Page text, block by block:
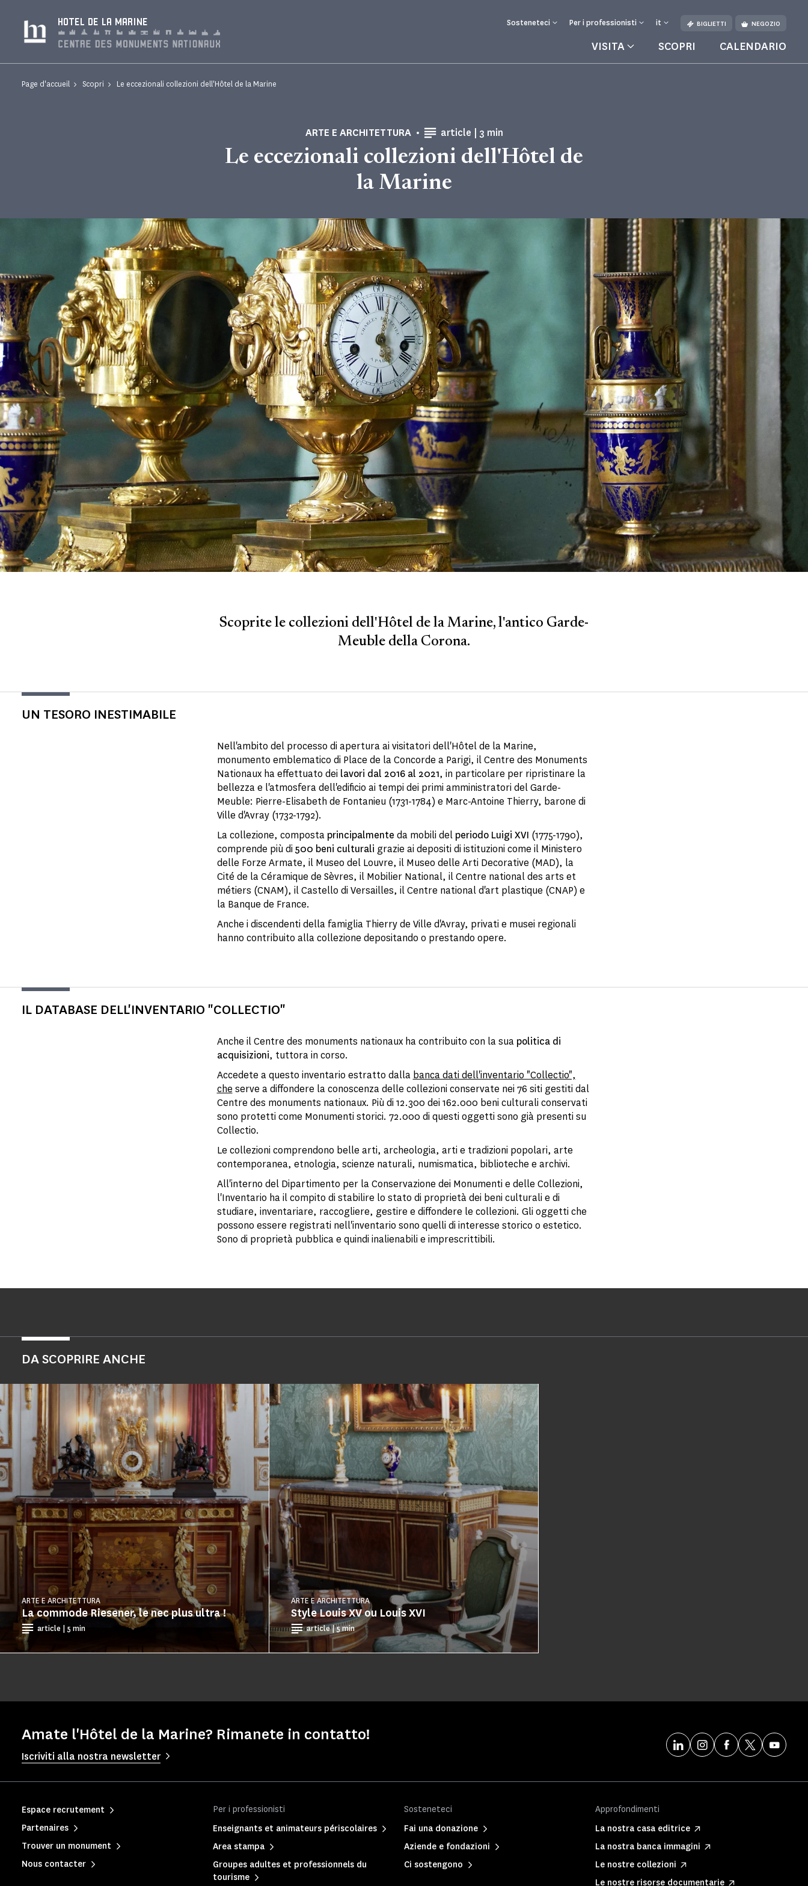
HOTEL DE LA MARINE Sosteneteci Per i professionisti it BIGLIETTI NEGOZIO
VISITA SCOPRI CALENDARIO
Page d'accueil Scopri Le eccezionali collezioni dell'Hôtel de la Marine
ARTE E ARCHITETTURA article | Tempo di lettura
3 min
Le eccezionali collezioni dell'Hôtel de
la Marine
Scoprite le collezioni dell'Hôtel de la Marine, l'antico Garde-
Meuble della Corona.
UN TESORO INESTIMABILE
Nell'ambito del processo di apertura ai visitatori dell'Hôtel de la Marine,
monumento emblematico di Place de la Concorde a Parigi, il Centre des Monuments
Nationaux ha effettuato dei lavori dal 2016 al 2021, in particolare per ripristinare la
bellezza e l'atmosfera dell'edificio ai tempi dei primi amministratori del Garde-
Meuble: Pierre-Elisabeth de Fontanieu (1731-1784) e Marc-Antoine Thierry, barone di
Ville d'Avray (1732-1792).
La collezione, composta principalmente da mobili del periodo Luigi XVI (1775-1790),
comprende più di 500 beni culturali grazie ai depositi di istituzioni come il Ministero
delle Forze Armate, il Museo del Louvre, il Museo delle Arti Decorative (MAD), la
Cité de la Céramique de Sèvres, il Mobilier National, il Centre national des arts et
métiers (CNAM), il Castello di Versailles, il Centre national d'art plastique (CNAP) e
la Banque de France.
Anche i discendenti della famiglia Thierry de Ville d'Avray, privati e musei regionali
hanno contribuito alla collezione depositando o prestando opere.
IL DATABASE DELL'INVENTARIO "COLLECTIO"
Anche il Centre des monuments nationaux ha contribuito con la sua politica di
acquisizioni, tuttora in corso.
Accedete a questo inventario estratto dalla banca dati dell'inventario "Collectio",
che serve a diffondere la conoscenza delle collezioni conservate nei 76 siti gestiti dal
Centre des monuments nationaux. Più di 12.300 dei 162.000 beni culturali conservati
sono protetti come Monumenti storici. 72.000 di questi oggetti sono già presenti su
Collectio.
Le collezioni comprendono belle arti, archeologia, arti e tradizioni popolari, arte
contemporanea, etnologia, scienze naturali, numismatica, biblioteche e archivi.
All'interno del Dipartimento per la Conservazione dei Monumenti e delle Collezioni,
l'Inventario ha il compito di stabilire lo stato di proprietà dei beni culturali e di
studiare, inventariare, raccogliere, gestire e diffondere le collezioni. Gli oggetti che
possono essere registrati nell'inventario sono quelli di interesse storico o estetico.
Sono di proprietà pubblica e quindi inalienabili e imprescrittibili.
DA SCOPRIRE ANCHE
La commode Riesener, le nec plus ultra !
ARTE E ARCHITETTURA
article | 5 min
Style Louis XV ou Louis XVI
ARTE E ARCHITETTURA
article | 5 min
Amate l'Hôtel de la Marine? Rimanete in contatto!
Iscriviti alla nostra newsletter
Per i professionisti
Enseignants et animateurs périscolaires
Area stampa
Groupes adultes et professionnels du
tourisme
Sosteneteci
Fai una donazione
Aziende e fondazioni
Ci sostengono
Approfondimenti
La nostra casa editrice
La nostra banca immagini
Le nostre collezioni
Le nostre risorse documentarie
Espace recrutement
Partenaires
Trouver un monument
Nous contacter